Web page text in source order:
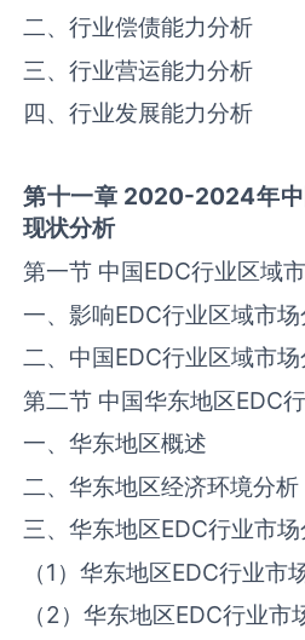
二、行业偿债能力分析
三、行业营运能力分析
四、行业发展能力分析
第十一章 2020-2024年
现状分析
第一节 中国‌‌EDC‌‌行业区域
一、影响‌‌EDC‌‌行业区域市
二、中国‌‌EDC‌‌行业区域市场
第二节 中国华东地区‌‌EDC‌‌
一、华东地区概述
二、华东地区经济环境分析
三、华东地区‌‌EDC‌‌行业市
（1）华东地区‌‌EDC‌‌行业市
（2）华东地区‌‌EDC‌‌行业市